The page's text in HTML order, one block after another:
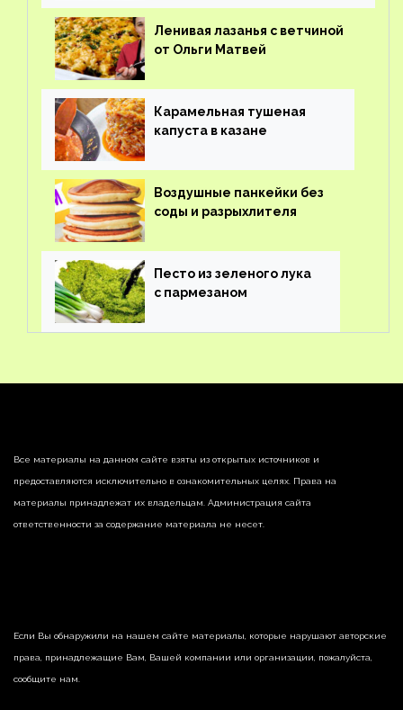
Ленивая лазанья с ветчиной
от Ольги Матвей
Карамельная тушеная
капуста в казане
Воздушные панкейки без
соды и разрыхлителя
Песто из зеленого лука
с пармезаном
Все материалы на данном сайте взяты из открытых источников и
предоставляются исключительно в ознакомительных целях. Права на
материалы принадлежат их владельцам. Администрация сайта
ответственности за содержание материала не несет.
Если Вы обнаружили на нашем сайте материалы, которые нарушают авторские
права, принадлежащие Вам, Вашей компании или организации, пожалуйста,
сообщите нам.